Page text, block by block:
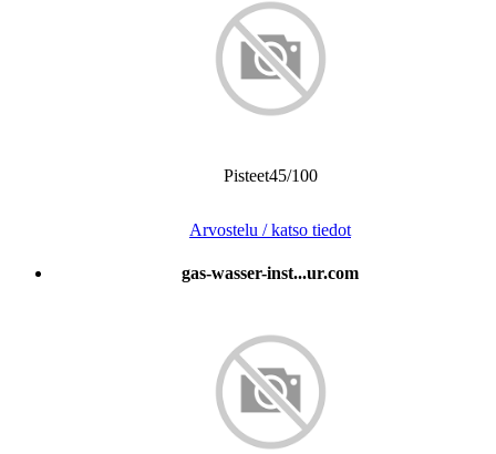
Pisteet45/100
Arvostelu / katso tiedot
gas-wasser-inst...ur.com